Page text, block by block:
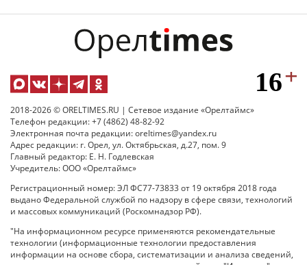
2018-2026 © ORELTIMES.RU | Сетевое издание «Орелтаймс»
Телефон редакции: +7 (4862) 48-82-92
Электронная почта редакции: oreltimes@yandex.ru
Адрес редакции: г. Орел, ул. Октябрьская, д.27, пом. 9
Главный редактор: Е. Н. Годлевская
Учредитель: ООО «Орелтаймс»
Регистрационный номер: ЭЛ ФС77-73833 от 19 октября 2018 года
выдано Федеральной службой по надзору в сфере связи, технологий
и массовых коммуникаций (Роскомнадзор РФ).
"На информационном ресурсе применяются рекомендательные
технологии (информационные технологии предоставления
информации на основе сбора, систематизации и анализа сведений,